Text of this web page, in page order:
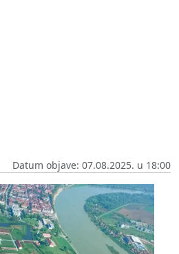
Datum objave: 07.08.2025. u 18:00